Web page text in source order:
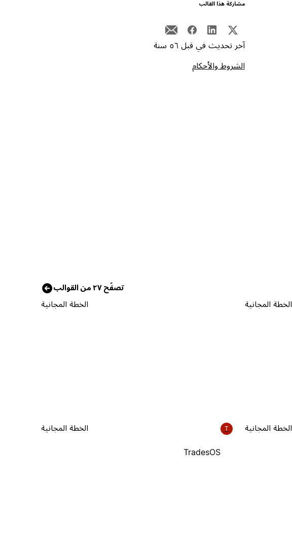
مشاركة هذا القالب
آخر تحديث في قبل ٥٦ سنة
الشروط والأحكام
تصفّح ٢٧ من القوالب
الخطة المجانية الخطة المجانية
الخطة المجانية T
TradesOS
الخطة المجانية